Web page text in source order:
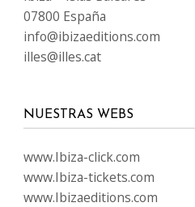
07800 España
info@ibizaeditions.com
illes@illes.cat
NUESTRAS WEBS
www.Ibiza-click.com
www.Ibiza-tickets.com
www.Ibizaeditions.com